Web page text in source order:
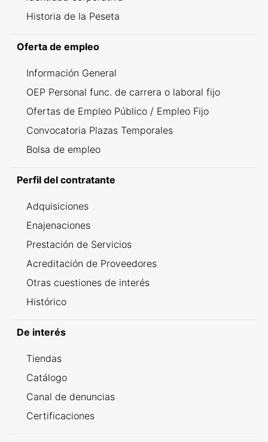
Historia de la Peseta
Oferta de empleo
Información General
OEP Personal func. de carrera o laboral fijo
Ofertas de Empleo Público / Empleo Fijo
Convocatoria Plazas Temporales
Bolsa de empleo
Perfil del contratante
Adquisiciones
Enajenaciones
Prestación de Servicios
Acreditación de Proveedores
Otras cuestiones de interés
Histórico
De interés
Tiendas
Catálogo
Canal de denuncias
Certificaciones